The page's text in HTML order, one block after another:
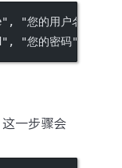
, "您的用户名"
, "您的密码"
一步骤会